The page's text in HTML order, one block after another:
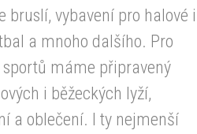
bruslí, vybavení pro halové i
a mnoho dalšího. Pro
máme připravený
i běžeckých lyží,
a oblečení. I ty nejmenší